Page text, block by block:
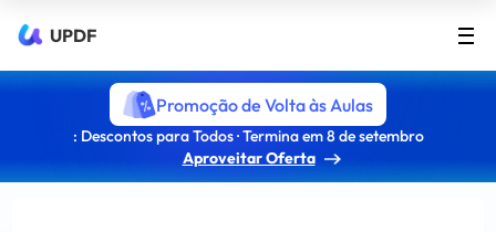
UPDF
Promoção de Volta às Aulas
: Descontos para Todos · Termina em 8 de setembro
Aproveitar Oferta